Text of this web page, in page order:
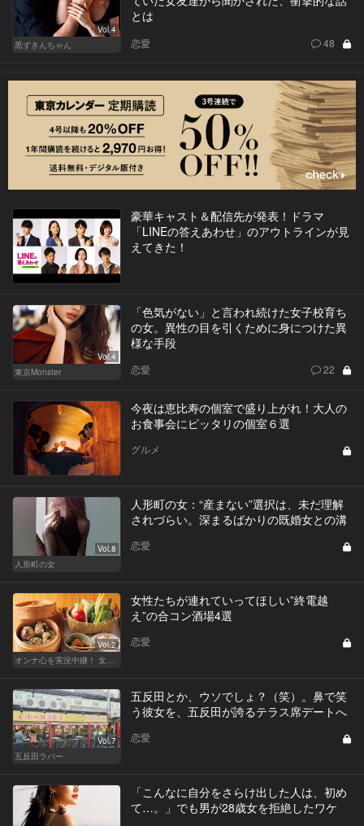
Vol.4
黒ずきんちゃん
とは
恋愛 48
豪華キャスト＆配信先が発表！ドラマ
「LINEの答えあわせ」のアウトラインが見
えてきた！
Vol.4
東京Monster
「色気がない」と言われ続けた女子校育ち
の女。異性の目を引くために身につけた異
様な手段
恋愛 22
今夜は恵比寿の個室で盛り上がれ！大人の
お食事会にピッタリの個室６選
グルメ
Vol.8
人形町の女
人形町の女：“産まない”選択は、未だ理解
されづらい。深まるばかりの既婚女との溝
恋愛
Vol.2
オンナ心を実況中継！ 女性が嬉しい合コンの法則 & 使える合コン酒場
女性たちが連れていってほしい”終電越
え”の合コン酒場4選
恋愛
Vol.7
五反田ラバー
五反田とか、ウソでしょ？（笑）。鼻で笑
う彼女を、五反田が誇るテラス席デートへ
恋愛
「こんなに自分をさらけ出した人は、初め
て…。」でも男が28歳女を拒絶したワケ